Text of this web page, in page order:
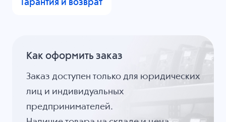
Гарантия и возврат
Как оформить заказ
Заказ доступен только для юридических
лиц и индивидуальных
предпринимателей.